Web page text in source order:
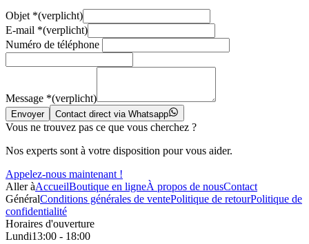
Objet *(verplicht)
E-mail *(verplicht)
Numéro de téléphone
Message *(verplicht)
Envoyer Contact direct via Whatsapp
Vous ne trouvez pas ce que vous cherchez ?
Nos experts sont à votre disposition pour vous aider.
Appelez-nous maintenant !
Aller àAccueilBoutique en ligneÀ propos de nousContact
GénéralConditions générales de ventePolitique de retourPolitique de
confidentialité
Horaires d'ouverture
Lundi13:00 - 18:00